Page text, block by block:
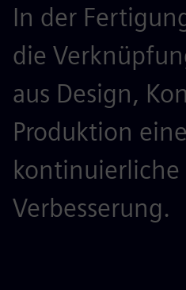
In der
die
aus Design,
Produktion eine
kontinuierliche
Verbesserung.